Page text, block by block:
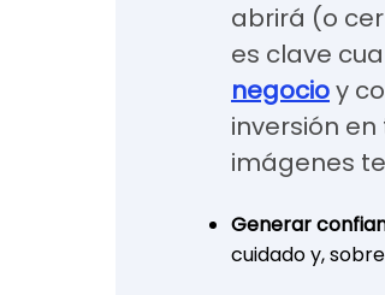
abrirá (o
es clave
negocioy
inversión
imágenes
Generar
cuidado y,